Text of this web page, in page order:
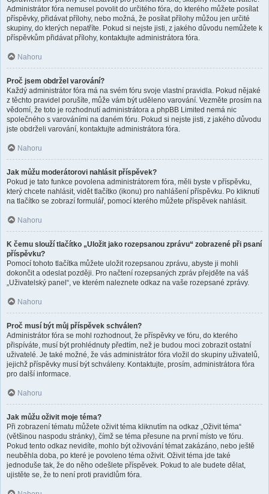
Administrátor fóra nemusel povolit do určitého fóra, do kterého můžete posílat
příspěvky, přidávat přílohy, nebo možná, že posílat přílohy můžou jen určité
skupiny, do kterých nepatříte. Pokud si nejste jisti, z jakého důvodu nemůžete k
příspěvkům přidávat přílohy, kontaktujte administrátora fóra.
Nahoru
Proč jsem obdržel varování?
Každý administrátor fóra má na svém fóru svoje vlastní pravidla. Pokud nějaké
z těchto pravidel porušíte, může vám být uděleno varování. Vezměte prosím na
vědomí, že toto je rozhodnutí administrátora a phpBB Limited nemá nic
společného s varováními na daném fóru. Pokud si nejste jisti, z jakého důvodu
jste obdrželi varování, kontaktujte administrátora fóra.
Nahoru
Jak můžu moderátorovi nahlásit příspěvek?
Pokud je tato funkce povolena administrátorem fóra, měli byste v příspěvku,
který chcete nahlásit, vidět tlačítko (ikonu) pro nahlášení příspěvku. Po kliknutí
na tlačítko se zobrazí formulář, pomocí kterého můžete příspěvek nahlásit.
Nahoru
K čemu slouží tlačítko „Uložit jako rozepsanou zprávu“ zobrazené při psaní
příspěvku?
Pomocí tohoto tlačítka můžete uložit rozepsanou zprávu, abyste ji mohli
dokončit a odeslat později. Pro načtení rozepsaných zpráv přejděte na váš
„Uživatelský panel“, ve kterém naleznete odkaz na vaše rozepsané zprávy.
Nahoru
Proč musí být můj příspěvek schválen?
Administrátor fóra se mohl rozhodnout, že příspěvky ve fóru, do kterého
přispíváte, musí být prohlédnuty předtím, než je budou moci zobrazit ostatní
uživatelé. Je také možné, že vás administrátor fóra vložil do skupiny uživatelů,
jejichž příspěvky musí být schváleny. Kontaktujte, prosím, administrátora fóra
pro další informace.
Nahoru
Jak můžu oživit moje téma?
Při zobrazení tématu můžete oživit téma kliknutím na odkaz „Oživit téma“
(většinou naspodu stránky), čímž se téma přesune na první místo ve fóru.
Pokud tento odkaz nevidíte, mohlo být oživování témat zakázáno, nebo ještě
neuběhla doba, po které je povoleno téma oživit. Oživit téma jde také
jednoduše tak, že do něho odešlete příspěvek. Pokud to ale budete dělat,
ujistěte se, že to není proti pravidlům fóra.